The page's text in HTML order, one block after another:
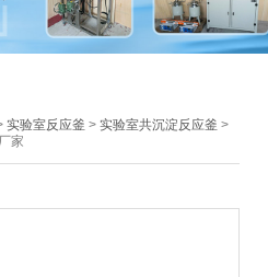
实验室反应釜 >实验室共沉淀反应釜 >
家